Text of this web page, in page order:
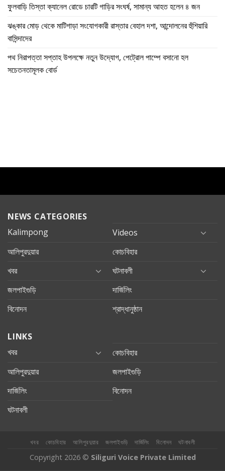
ফুলবাড়ি তিস্তা ক্যানেল রোডে চারটি গাড়ির সংঘর্ষ, সামান্য আহত হলেন ৪ জন
ঝঙ্কার মোড় থেকে মাটিগাড়া সংযোগকারী রাস্তার বেহাল দশা, আন্দোলনের হুঁশিয়ারি
বাসিন্দাদের
পথ নিরাপত্তা সপ্তাহ উপলক্ষে নতুন উদ্যোগ, পেট্রোল পাম্পে বসানো হল
সচেতনতামূলক বোর্ড
NEWS CATEGORIES
Kalimpong
Videos
আলিপুরদুয়ার
কোচবিহার
খবর
ঘটনাবলী
জলপাইগুড়ি
দার্জিলিং
বিনোদন
শ্রাদ্ধানুষ্ঠান
LINKS
খবর
কোচবিহার
আলিপুরদুয়ার
জলপাইগুড়ি
দার্জিলিং
বিনোদন
ঘটনাবলী
খবর কোচবিহার আলিপুরদুয়ার জলপাইগুড়ি দার্জিলিং বিনোদন ঘটনাবলী
Copyright 2026 © Siliguri Voice Private Limited